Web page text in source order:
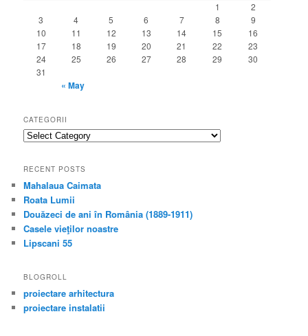
1
2
3
4 5 6 7 8
9
10
11 12 13 14 15
16
17
18 19 20 21 22
23
24
25 26 27 28 29
30
31
« May
CATEGORII
categorii
RECENT POSTS
Mahalaua Caimata
Roata Lumii
Douăzeci de ani în România (1889-1911)
Casele vieţilor noastre
Lipscani 55
BLOGROLL
proiectare arhitectura
proiectare instalatii